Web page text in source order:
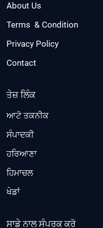
About Us
Terms & Condition
Privacy Policy
Contact
ਤੇਜ਼ ਲਿੰਕ
ਆਟੋ ਤਕਨੀਕ
ਸੰਪਾਦਕੀ
ਹਰਿਆਣਾ
ਹਿਮਾਚਲ
ਖੇਡਾਂ
ਸਾਡੇ ਨਾਲ ਸੰਪਰਕ ਕਰੋ